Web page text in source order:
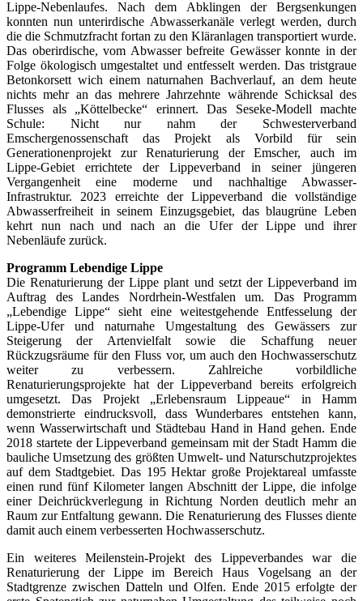
Lippe-Nebenlaufes. Nach dem Abklingen der Bergsenkungen
konnten nun unterirdische Abwasserkanäle verlegt werden, durch
die die Schmutzfracht fortan zu den Kläranlagen transportiert wurde.
Das oberirdische, vom Abwasser befreite Gewässer konnte in der
Folge ökologisch umgestaltet und entfesselt werden. Das tristgraue
Betonkorsett wich einem naturnahen Bachverlauf, an dem heute
nichts mehr an das mehrere Jahrzehnte währende Schicksal des
Flusses als „Köttelbecke“ erinnert. Das Seseke-Modell machte
Schule: Nicht nur nahm der Schwesterverband
Emschergenossenschaft das Projekt als Vorbild für sein
Generationenprojekt zur Renaturierung der Emscher, auch im
Lippe-Gebiet errichtete der Lippeverband in seiner jüngeren
Vergangenheit eine moderne und nachhaltige Abwasser-
Infrastruktur. 2023 erreichte der Lippeverband die vollständige
Abwasserfreiheit in seinem Einzugsgebiet, das blaugrüne Leben
kehrt nun nach und nach an die Ufer der Lippe und ihrer
Nebenläufe zurück.
Programm Lebendige Lippe
Die Renaturierung der Lippe plant und setzt der Lippeverband im
Auftrag des Landes Nordrhein-Westfalen um. Das Programm
„Lebendige Lippe“ sieht eine weitestgehende Entfesselung der
Lippe-Ufer und naturnahe Umgestaltung des Gewässers zur
Steigerung der Artenvielfalt sowie die Schaffung neuer
Rückzugsräume für den Fluss vor, um auch den Hochwasserschutz
weiter zu verbessern. Zahlreiche vorbildliche
Renaturierungsprojekte hat der Lippeverband bereits erfolgreich
umgesetzt. Das Projekt „Erlebensraum Lippeaue“ in Hamm
demonstrierte eindrucksvoll, dass Wunderbares entstehen kann,
wenn Wasserwirtschaft und Städtebau Hand in Hand gehen. Ende
2018 startete der Lippeverband gemeinsam mit der Stadt Hamm die
bauliche Umsetzung des größten Umwelt- und Naturschutzprojektes
auf dem Stadtgebiet. Das 195 Hektar große Projektareal umfasste
einen rund fünf Kilometer langen Abschnitt der Lippe, die infolge
einer Deichrückverlegung in Richtung Norden deutlich mehr an
Raum zur Entfaltung gewann. Die Renaturierung des Flusses diente
damit auch einem verbesserten Hochwasserschutz.
Ein weiteres Meilenstein-Projekt des Lippeverbandes war die
Renaturierung der Lippe im Bereich Haus Vogelsang an der
Stadtgrenze zwischen Datteln und Olfen. Ende 2015 erfolgte der